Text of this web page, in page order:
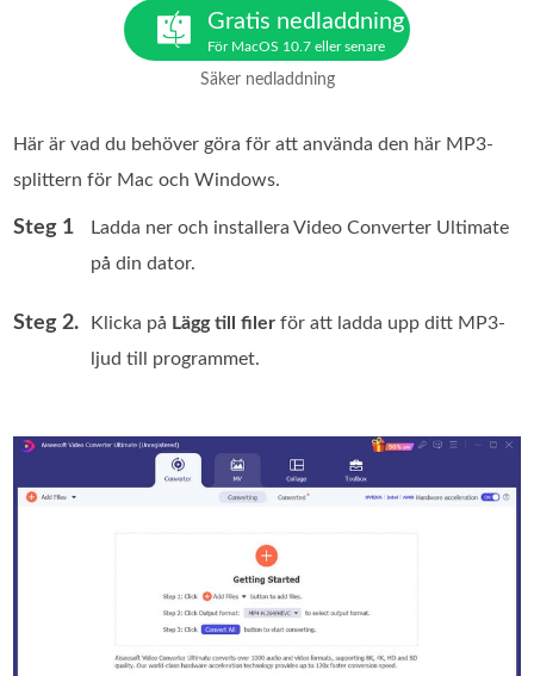
Gratis nedladdning
För MacOS 10.7 eller senare
Säker nedladdning
Här är vad du behöver göra för att använda den här MP3-
splittern för Mac och Windows.
Steg 1
Ladda ner och installera Video Converter Ultimate
på din dator.
Steg 2. Klicka på Lägg till filer för att ladda upp ditt MP3-
ljud till programmet.